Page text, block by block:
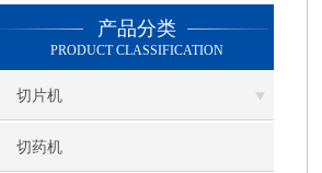
产品分类
PRODUCT CLASSIFICATION
切片机
切药机